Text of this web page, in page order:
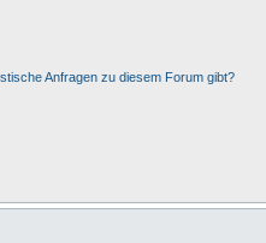
Anfragen zu diesem Forum gibt?